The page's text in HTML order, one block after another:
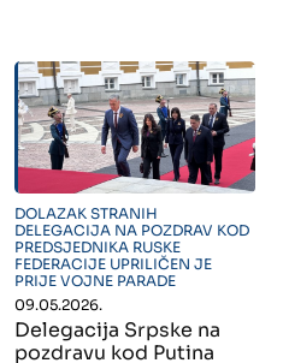
" alt="">
DOLAZAK STRANIH
DELEGACIJA NA POZDRAV KOD
PREDSJEDNIKA RUSKE
FEDERACIJE UPRILIČEN JE
PRIJE VOJNE PARADE
09.05.2026.
Delegacija Srpske na
pozdravu kod Putina